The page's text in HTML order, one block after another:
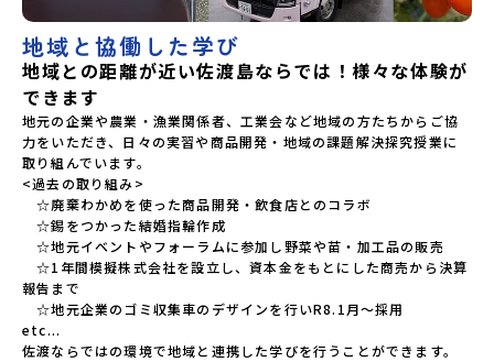
地域と協働した学び
地域との距離が近い佐渡島ならでは！様々な体験が
できます
地元の企業や農業・漁業関係者、工業会など地域の方たちからご協
力をいただき、日々の実習や商品開発・地域の課題解決探究授業に
取り組んでいます。
<過去の取り組み>
☆廃棄わかめを使った商品開発・飲食店とのコラボ
☆錫をつかった結婚指輪作成
☆地元イベントやフォーラムに参加し野菜や苗・加工品の販売
☆1年間模擬株式会社を設立し、資本金をもとにした商売から決算
報告まで
☆地元企業のゴミ収集車のデザインを行いR8.1月～採用
etc...
佐渡ならではの環境で地域と連携した学びを行うことができます。